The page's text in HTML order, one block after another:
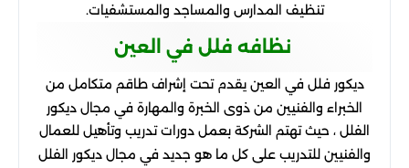
تنظيف المدارس والمساجد والمستشفيات.
نظافه فلل في العين
ديكور فلل في العين يقدم تحت إشراف طاقم متكامل من
الخبراء والفنيين من ذوى الخبرة والمهارة في مجال ديكور
الفلل ، حيث تهتم الشركة بعمل دورات تدريب وتأهيل للعمال
والفنيين للتدريب على كل ما هو جديد في مجال ديكور الفلل